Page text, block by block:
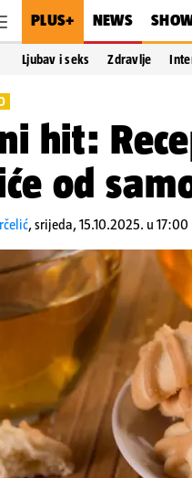
PLUS+ NEWS
Ljubav i seks Zdravlje
hit:
od
,srijeda, 15.10.2025. u 17:00